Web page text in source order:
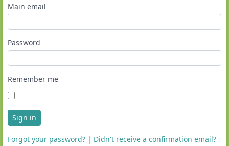
Main email
Password
Remember me
Sign in
Forgot your password? | Didn't receive a confirmation email?